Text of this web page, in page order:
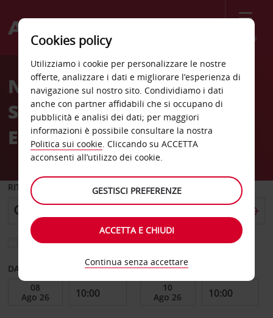
Menù
Welcome
AvisNoleggio auto alla
Stazione di Londra
Euston/St.Pancras
RITIRO DA
Scegli una località di riconsegna diversa
DAL GIORNO AL GIORNO
Cookies policy
Utilizziamo i cookie per personalizzare le nostre
offerte, analizzare i dati e migliorare l’esperienza di
navigazione sul nostro sito. Condividiamo i dati
anche con partner affidabili che si occupano di
pubblicità e analisi dei dati; per maggiori
informazioni è possibile consultare la nostra
Politica sui cookie. Cliccando su ACCETTA
acconsenti all’utilizzo dei cookie.
GESTISCI PREFERENZE
ACCETTA E CHIUDI
Continua senza accettare